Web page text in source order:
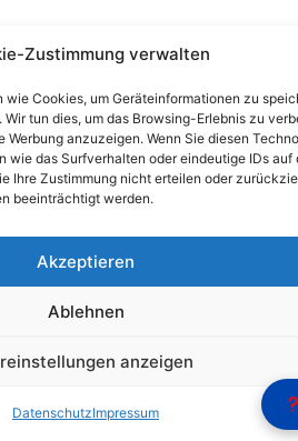
Zustimmung verwalten
wie Cookies, um Geräteinformationen zu
tun dies, um das Browsing-Erlebnis zu
Werbung anzuzeigen. Wenn Sie diesen
wie das Surfverhalten oder eindeutige IDs auf
Ihre Zustimmung nicht erteilen oder
beeinträchtigt werden.
Akzeptieren
Ablehnen
anzeigen
DatenschutzImpressum